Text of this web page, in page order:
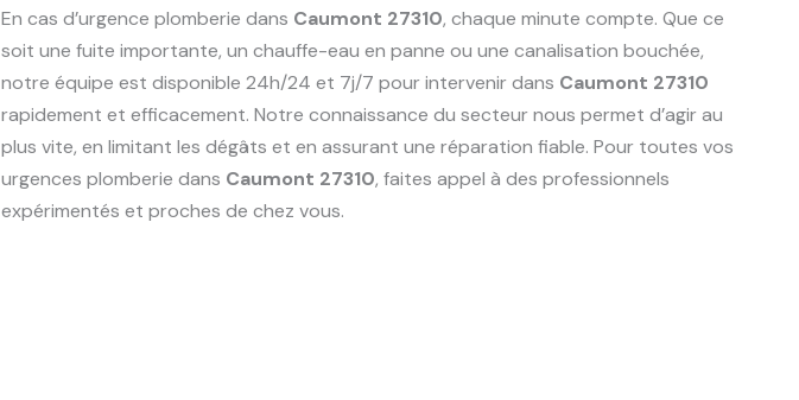
En cas d’urgence plomberie dans Caumont 27310, chaque minute compte. Que ce
soit une fuite importante, un chauffe-eau en panne ou une canalisation bouchée,
notre équipe est disponible 24h/24 et 7j/7 pour intervenir dans Caumont 27310
rapidement et efficacement. Notre connaissance du secteur nous permet d’agir au
plus vite, en limitant les dégâts et en assurant une réparation fiable. Pour toutes vos
urgences plomberie dans Caumont 27310, faites appel à des professionnels
expérimentés et proches de chez vous.